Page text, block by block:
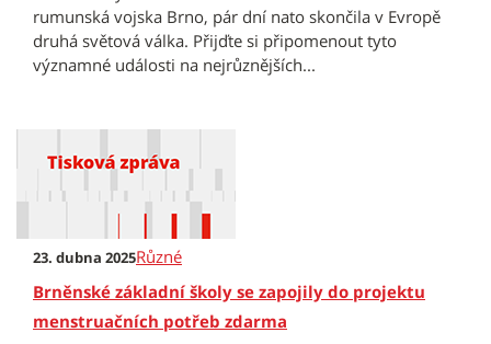
rumunská vojska Brno, pár dní nato skončila v Evropě
druhá světová válka. Přijďte si připomenout tyto
významné události na nejrůznějších...
23. dubna 2025Různé
Brněnské základní školy se zapojily do projektu
menstruačních potřeb zdarma